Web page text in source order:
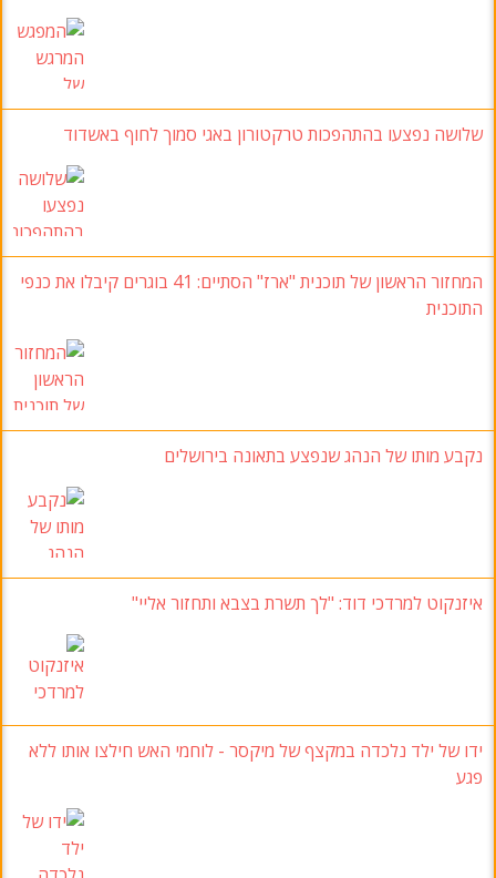
שלושה נפצעו בהתהפכות טרקטורון באגי סמוך לחוף באשדוד
המחזור הראשון של תוכנית "ארז" הסתיים: 41
בוגרים קיבלו את כנפי
התוכנית
נקבע מותו של הנהג שנפצע בתאונה בירושלים
איזנקוט למרדכי דוד: "לך תשרת בצבא ותחזור אליי"
ידו של ילד נלכדה במקצף של מיקסר - לוחמי האש חילצו אותו ללא
פגע